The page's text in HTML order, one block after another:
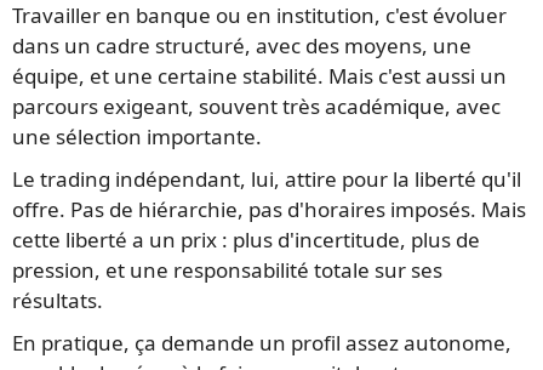
Travailler en banque ou en institution, c'est évoluer
dans un cadre structuré, avec des moyens, une
équipe, et une certaine stabilité. Mais c'est aussi un
parcours exigeant, souvent très académique, avec
une sélection importante.
Le trading indépendant, lui, attire pour la liberté qu'il
offre. Pas de hiérarchie, pas d'horaires imposés. Mais
cette liberté a un prix : plus d'incertitude, plus de
pression, et une responsabilité totale sur ses
résultats.
En pratique, ça demande un profil assez autonome,